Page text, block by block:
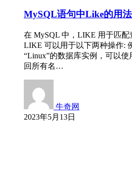
MySQL语句中Like的用法
在 MySQL 中，LIKE 用于匹配
LIKE 可以用于以下两种操作:
“Linux”的数据库实例，可以
回所有名…
牛奇网
2023年5月13日